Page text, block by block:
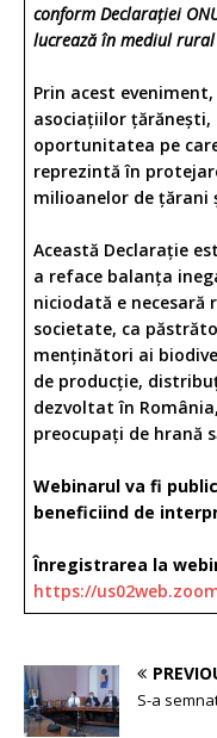
conform Declarației
lucrează în mediul
Prin acest
asociațiilor
oportunitatea pe
reprezintă în
milioanelor de țărani
Această Declarație
a reface balanța
niciodată e
societate, ca
menținători ai
de producție,
dezvoltat în
preocupați de hrană
Webinarul va fi
beneficiind de
Înregistrarea la
https://
S-a